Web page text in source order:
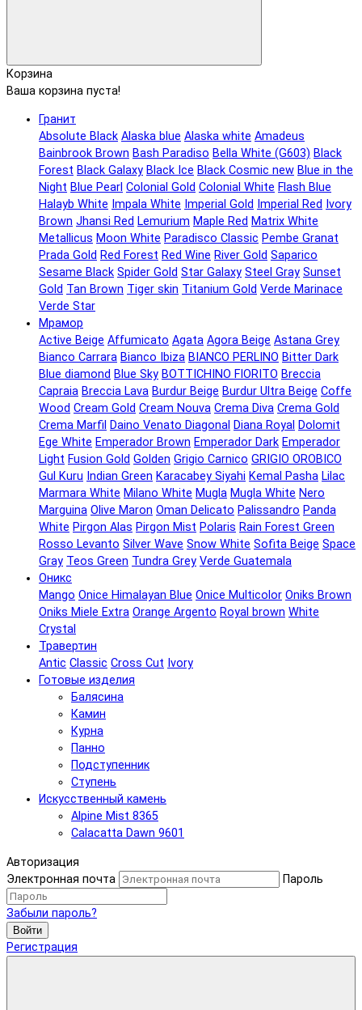
Корзина
Ваша корзина пуста!
Гранит
Absolute Black Alaska blue Alaska white Amadeus
Bainbrook Brown Bash Paradiso Bella White (G603) Black
Forest Black Galaxy Black Ice Black Сosmic new Blue in the
Night Blue Pearl Colonial Gold Colonial White Flash Blue
Halayb White Impala White Imperial Gold Imperial Red Ivory
Brown Jhansi Red Lemurium Maple Red Matrix White
Metallicus Moon White Paradisco Classic Pembe Granat
Prada Gold Red Forest Red Wine River Gold Saparico
Sesame Black Spider Gold Star Galaxy Steel Gray Sunset
Gold Tan Brown Tiger skin Titanium Gold Verde Marinace
Verde Star
Мрамор
Active Beige Affumicato Agata Agora Beige Astana Grey
Bianco Carrara Bianco Ibiza BIANCO PERLINO Bitter Dark
Blue diamond Blue Sky BOTTICHINO FIORITO Breccia
Capraia Breccia Lava Burdur Beige Burdur Ultra Beige Coffe
Wood Cream Gold Cream Nouva Crema Diva Crema Gold
Crema Marfil Daino Venato Diagonal Diana Royal Dolomit
Ege White Emperador Brown Emperador Dark Emperador
Light Fusion Gold Golden Grigio Carnico GRIGIO OROBICO
Gul Kuru Indian Green Karacabey Siyahi Kemal Pasha Lilac
Marmara White Milano White Mugla Mugla White Nero
Marguina Olive Maron Oman Delicato Palissandro Panda
White Pirgon Alas Pirgon Mist Polaris Rain Forest Green
Rosso Levanto Silver Wave Snow White Sofita Beige Space
Gray Teos Green Tundra Grey Verde Guatemala
Оникс
Mangо Onice Himalayan Blue Onice Multicolor Oniks Brown
Oniks Miele Extra Orange Argento Royal brown White
Crystal
Травертин
Antic Classic Cross Cut Ivory
Готовые изделия
Балясина
Камин
Курна
Панно
Подступенник
Ступень
Искусственный камень
Alpine Mist 8365
Calacatta Dawn 9601
Авторизация
Электронная почта
Пароль
Забыли пароль?
Войти
Регистрация